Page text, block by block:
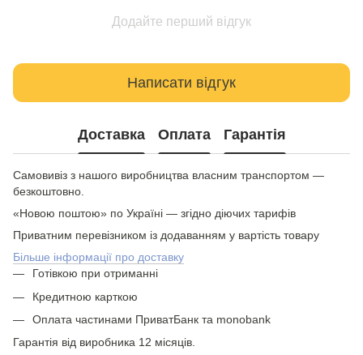
Додайте перший відгук
Написати відгук
Доставка Оплата Гарантія
Самовивіз з нашого виробництва власним транспортом —
безкоштовно.
«Новою поштою» по Україні — згідно діючих тарифів
Приватним перевізником із додаванням у вартість товару
Більше інформації про доставку
Готівкою при отриманні
Кредитною карткою
Оплата частинами ПриватБанк та monobank
Гарантія від виробника 12 місяців.